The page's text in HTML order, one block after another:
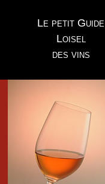
Le petit Guide
Loisel
des vins